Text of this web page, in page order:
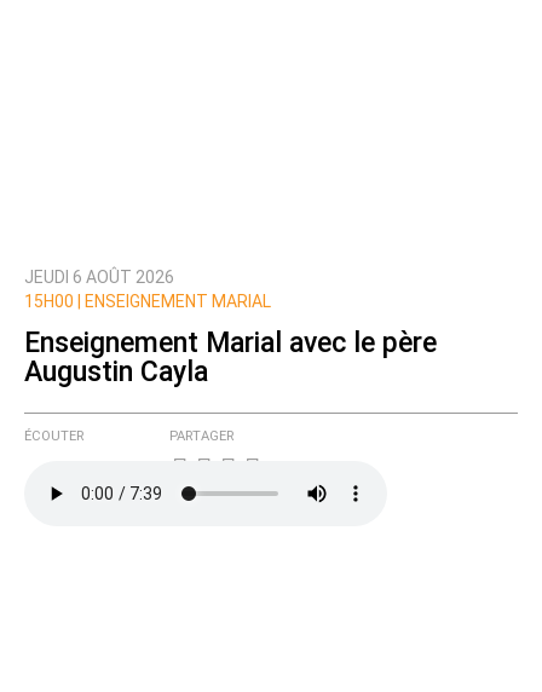
Prévenez-moi de tous les nouveaux commentaires
JEUDI 6 AOÛT 2026
15H00 |
ENSEIGNEMENT MARIAL
Enseignement Marial avec le père
Augustin Cayla
ÉCOUTER PARTAGER